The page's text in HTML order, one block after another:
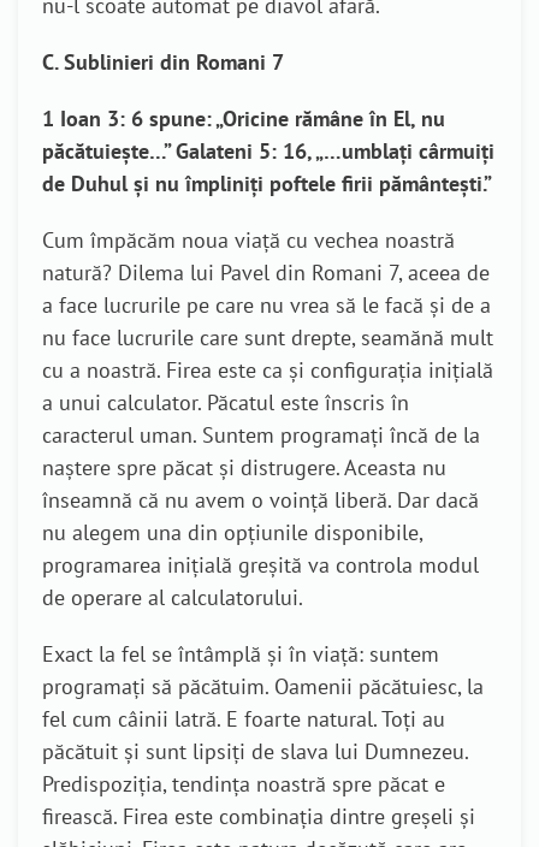
nu-l scoate automat pe diavol afară.
C. Sublinieri din Romani 7
1 Ioan 3: 6 spune: „Oricine rămâne în El, nu
păcătuieşte…” Galateni 5: 16, „…umblaţi cârmuiţi
de Duhul şi nu împliniţi poftele firii pământeşti.”
Cum împăcăm noua viaţă cu vechea noastră
natură? Dilema lui Pavel din Romani 7, aceea de
a face lucrurile pe care nu vrea să le facă şi de a
nu face lucrurile care sunt drepte, seamănă mult
cu a noastră. Firea este ca şi configuraţia iniţială
a unui calculator. Păcatul este înscris în
caracterul uman. Suntem programaţi încă de la
naştere spre păcat şi distrugere. Aceasta nu
înseamnă că nu avem o voinţă liberă. Dar dacă
nu alegem una din opţiunile disponibile,
programarea iniţială greşită va controla modul
de operare al calculatorului.
Exact la fel se întâmplă şi în viaţă: suntem
programaţi să păcătuim. Oamenii păcătuiesc, la
fel cum câinii latră. E foarte natural. Toţi au
păcătuit şi sunt lipsiţi de slava lui Dumnezeu.
Predispoziţia, tendinţa noastră spre păcat e
firească. Firea este combinaţia dintre greşeli şi